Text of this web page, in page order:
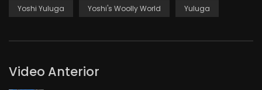
Yoshi Yuluga Yoshi's Woolly World Yuluga
Video Anterior